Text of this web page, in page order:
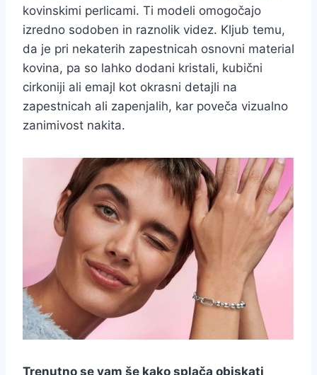
kovinskimi perlicami. Ti modeli omogočajo
izredno sodoben in raznolik videz. Kljub temu,
da je pri nekaterih zapestnicah osnovni material
kovina, pa so lahko dodani kristali, kubični
cirkoniji ali emajl kot okrasni detajli na
zapestnicah ali zapenjalih, kar poveča vizualno
zanimivost nakita.
Trenutno se vam še kako splača obiskati